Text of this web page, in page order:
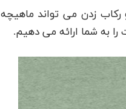
زدن می تواند ماهیچه
را به شما ارائه می دهیم.